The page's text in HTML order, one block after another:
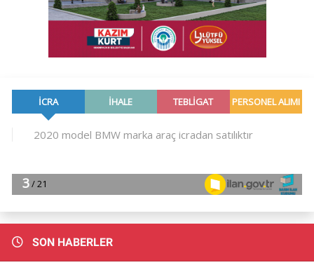
SON HABERLER